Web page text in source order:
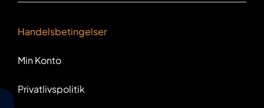
Handelsbetingelser
Min Konto
Privatlivspolitik